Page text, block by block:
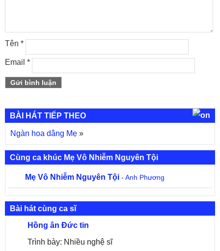
Tên *
Email *
BÀI HÁT TIẾP THEO
Ngàn hoa dâng Mẹ »
Cùng ca khúc Mẹ Vô Nhiễm Nguyên Tội
Mẹ Vô Nhiễm Nguyên Tội - Anh Phương
Bài hát cùng ca sĩ
Hồng ân Đức tin
Trình bày: Nhiều nghệ sĩ